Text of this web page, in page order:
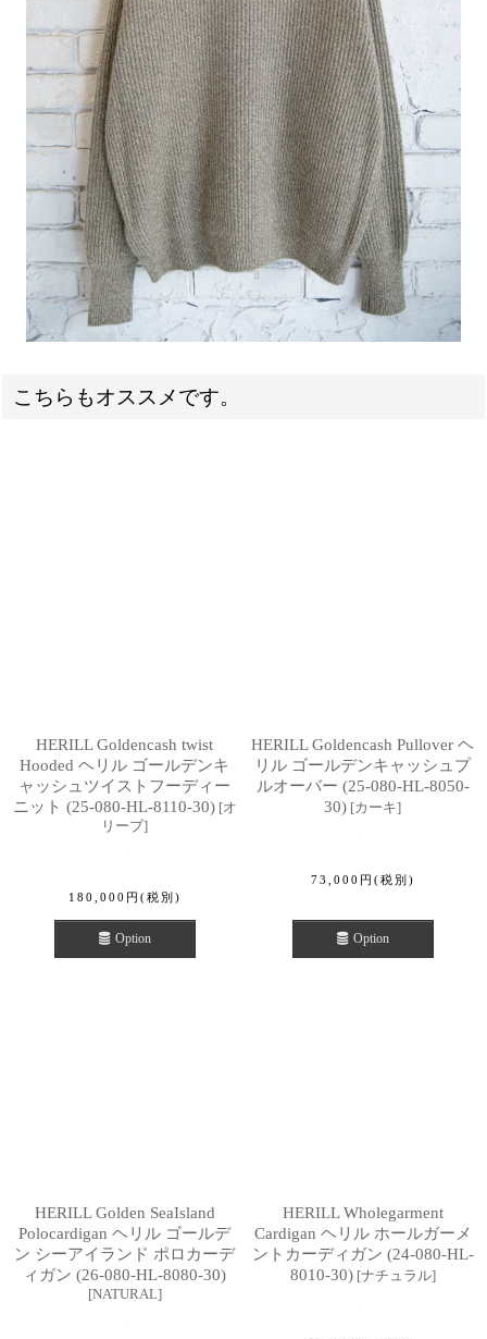
こちらもオススメです。
HERILL Goldencash twist
Hooded ヘリル ゴールデンキ
ャッシュツイストフーディー
ニット (25-080-HL-8110-30) [オ
リーブ]
180,000 円 (税別)
Option
HERILL Goldencash Pullover ヘ
リル ゴールデンキャッシュプ
ルオーバー (25-080-HL-8050-
30) [カーキ]
73,000 円 (税別)
Option
HERILL Golden SeaIsland
Polocardigan ヘリル ゴールデ
ン シーアイランド ポロカーデ
ィガン (26-080-HL-8080-30)
[NATURAL]
HERILL Wholegarment
Cardigan ヘリル ホールガーメ
ントカーディガン (24-080-HL-
8010-30) [ナチュラル]